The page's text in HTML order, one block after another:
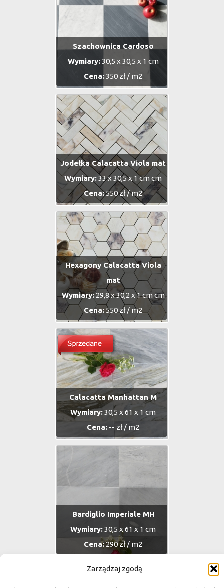
Zarządzaj zgodą
Szachownica Cardoso
Wymiary:30,5 x 30,5 x 1 cm
Cena:350 zł / m2
Jodełka Calacatta Viola mat
Wymiary:33 x 30,5 x 1 cm cm
Cena:550 zł / m2
Hexagony Calacatta Viola
mat
Wymiary:29,8 x 30,2 x 1 cm cm
Cena: 550 zł / m2
Calacatta Manhattan M
Wymiary:30,5 x 61 x 1 cm
Cena: -- zł / m2
Bardiglio Imperiale MH
Wymiary:30,5 x 61 x 1 cm
Cena:290 zł / m2